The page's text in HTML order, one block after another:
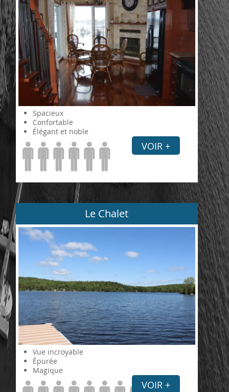
Spacieux
Confortable
Élégant et noble
VOIR +
Le Chalet
Vue incroyable
Épurée
Magique
VOIR +